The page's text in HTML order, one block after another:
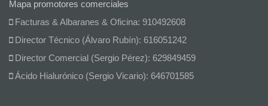
Mapa promotores comerciales
Facturas & Albaranes & Oficina: 910492608
Director Técnico (Álvaro Rubín): 616051242
Director Comercial (Sergio Pérez): 629849459
Ácido Hialurónico (Sergio Vicario): 646701585